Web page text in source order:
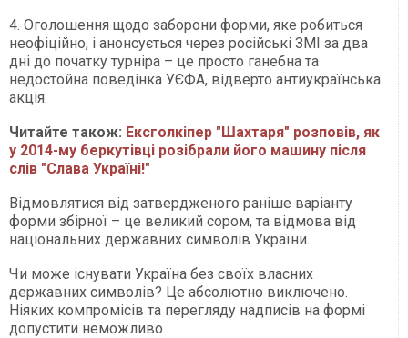
4. Оголошення щодо заборони форми, яке робиться
неофіційно, і анонсується через російські ЗМІ за два
дні до початку турніра – це просто ганебна та
недостойна поведінка УЄФА, відверто антиукраїнська
акція.
Читайте також: Ексголкіпер "Шахтаря" розповів, як
у 2014-му беркутівці розібрали його машину після
слів "Слава Україні!"
Відмовлятися від затвердженого раніше варіанту
форми збірної – це великий сором, та відмова від
національних державних символів України.
Чи може існувати Україна без своїх власних
державних символів? Це абсолютно виключено.
Ніяких компромісів та перегляду надписів на формі
допустити неможливо.